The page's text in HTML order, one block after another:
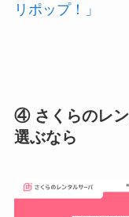
リポップ！」
④ さくらのレ
選ぶなら